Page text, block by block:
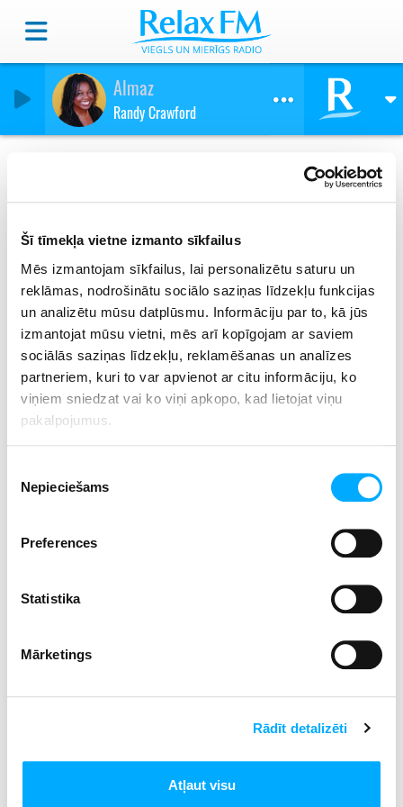
Šī tīmekļa vietne izmanto sīkfailus
Mēs izmantojam sīkfailus, lai personalizētu saturu un
reklāmas, nodrošinātu sociālo saziņas līdzekļu funkcijas
un analizētu mūsu datplūsmu. Informāciju par to, kā jūs
izmantojat mūsu vietni, mēs arī kopīgojam ar saviem
sociālās saziņas līdzekļu, reklamēšanas un analīzes
partneriem, kuri to var apvienot ar citu informāciju, ko
viņiem sniedzat vai ko viņi apkopo, kad lietojat viņu
pakalpojumus.
izvēle
Nepieciešams
Preferences
Statistika
Mārketings
Rādīt detalizēti
Atļaut visu
Almaz
Randy Crawford
Sting